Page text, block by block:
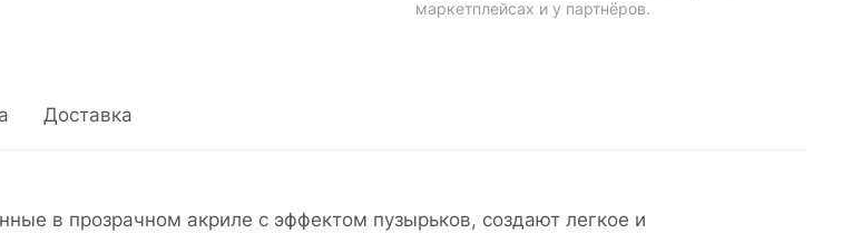
маркетплейсах и у партнёров.
Доставка
в прозрачном акриле с эффектом пузырьков, создают легкое и